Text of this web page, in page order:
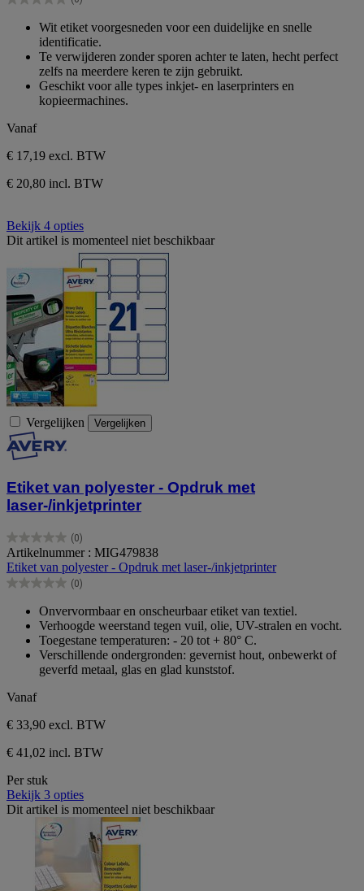
sterren.
0.0
sterren.
Wit etiket voorgesneden voor een duidelijke en snelle
identificatie.
Te verwijderen zonder sporen achter te laten, hecht perfect
zelfs na meerdere keren te zijn gebruikt.
Geschikt voor alle types inkjet- en laserprinters en
kopieermachines.
Vanaf
€ 17,19 excl. BTW
€ 20,80 incl. BTW
Bekijk 4 opties
Dit artikel is momenteel niet beschikbaar
Vergelijken Vergelijken
Etiket van polyester - Opdruk met
laser-/inkjetprinter
(0)
0.0
van
de
5
Artikelnummer : MIG479838
Etiket van polyester - Opdruk met laser-/inkjetprinter
(0)
0.0
sterren.
Onvervormbaar en onscheurbaar etiket van textiel.
Verhoogde weerstand tegen vuil, olie, UV-stralen en vocht.
Toegestane temperaturen: - 20 tot + 80° C.
Verschillende ondergronden: gevernist hout, onbewerkt of
geverfd metaal, glas en glad kunststof.
Vanaf
€ 33,90 excl. BTW
€ 41,02 incl. BTW
Per stuk
Bekijk 3 opties
Dit artikel is momenteel niet beschikbaar